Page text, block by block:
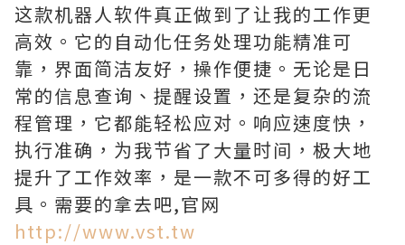
这款机器人软件真正做到了让我的工作更
高效。它的自动化任务处理功能精准可
靠，界面简洁友好，操作便捷。无论是日
常的信息查询、提醒设置，还是复杂的流
程管理，它都能轻松应对。响应速度快，
执行准确，为我节省了大量时间，极大地
提升了工作效率，是一款不可多得的好工
具。需要的拿去吧,官网
http://www.vst.tw